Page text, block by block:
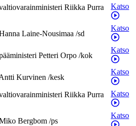
Riikka Purra
Katso
Laine-Nousimaa /sd
Katso
Petteri Orpo /kok
Katso
Kurvinen /kesk
Katso
Riikka Purra
Katso
Bergbom /ps
Katso